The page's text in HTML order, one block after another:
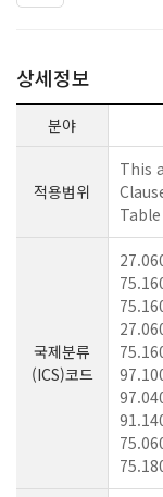
상세정보
분야
적용범위
This
국제분류
(ICS)코드